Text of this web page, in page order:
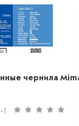
чернила
1